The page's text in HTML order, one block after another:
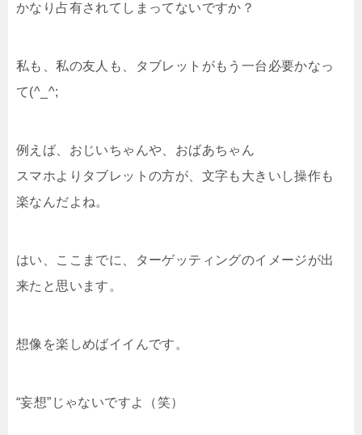
かなり占有されてしまってないですか？
私も、私の友人も、タブレットがもう一台必要かなっ
て(^_^;
例えば、おじいちゃんや、おばあちゃん
スマホよりタブレットの方が、文字も大きいし操作も
楽なんだよね。
はい、ここまでに、ターゲッティングのイメージが出
来たと思います。
想像を楽しめばイイんです。
“妄想”じゃないですよ（笑）